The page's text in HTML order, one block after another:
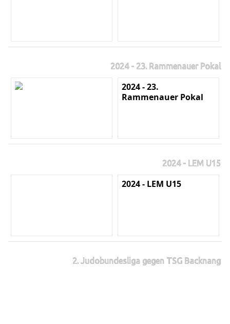
2024 - 23. Rammenauer Pokal
2024 - 23.
Rammenauer Pokal
2024 - LEM U15
2024 - LEM U15
2. Judobundesliga gegen TSG Backnang